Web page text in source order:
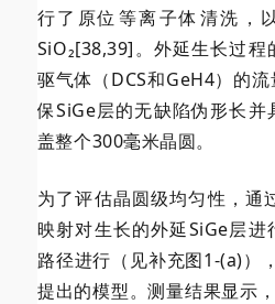
行了原位等离子体清洗，
SiO₂[38,39]。外延生长过
驱气体（DCS和GeH4）的
保SiGe层的无缺陷伪形长
盖整个300毫米晶圆。
为了评估晶圆级均匀性，通
映射对生长的外延SiGe层进
路径进行（见补充图1-(a)）
提出的模型。测量结果显示